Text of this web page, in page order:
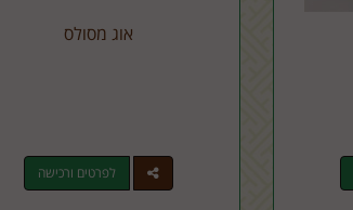
אוג מסולס
לפרטים ורכישה